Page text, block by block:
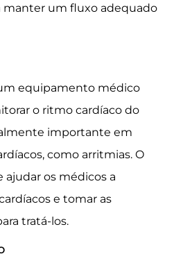
manter um fluxo adequado
equipamento médico
o ritmo cardíaco do
importante em
como arritmias. O
os médicos a
e tomar as
tratá-los.